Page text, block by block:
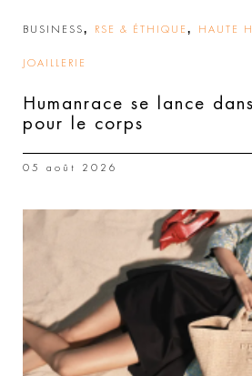
BUSINESS, RSE & ÉTHIQUE , HAUTE
JOAILLERIE
Humanrace se lance
pour le corps
05 août 2026